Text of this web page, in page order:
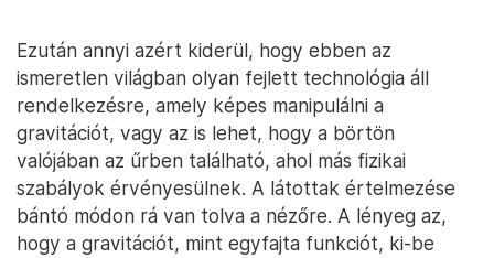
Ezután annyi azért kiderül, hogy ebben az
ismeretlen világban olyan fejlett technológia áll
rendelkezésre, amely képes manipulálni a
gravitációt, vagy az is lehet, hogy a börtön
valójában az űrben található, ahol más fizikai
szabályok érvényesülnek. A látottak értelmezése
bántó módon rá van tolva a nézőre. A lényeg az,
hogy a gravitációt, mint egyfajta funkciót, ki-be